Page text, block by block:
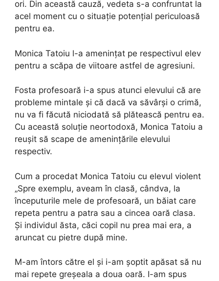
ori. Din această cauză, vedeta s-a confruntat la
acel moment cu o situație potențial periculoasă
pentru ea.
Monica Tatoiu l-a amenințat pe respectivul elev
pentru a scăpa de viitoare astfel de agresiuni.
Fosta profesoară i-a spus atunci elevului că are
probleme mintale și că dacă va săvârși o crimă,
nu va fi făcută niciodată să plătească pentru ea.
Cu această soluție neortodoxă, Monica Tatoiu a
reușit să scape de amenințările elevului
respectiv.
Cum a procedat Monica Tatoiu cu elevul violent
„Spre exemplu, aveam în clasă, cândva, la
începuturile mele de profesoară, un băiat care
repeta pentru a patra sau a cincea oară clasa.
Și individul ăsta, căci copil nu prea mai era, a
aruncat cu pietre după mine.
M-am întors către el și i-am șoptit apăsat să nu
mai repete greșeala a doua oară. I-am spus